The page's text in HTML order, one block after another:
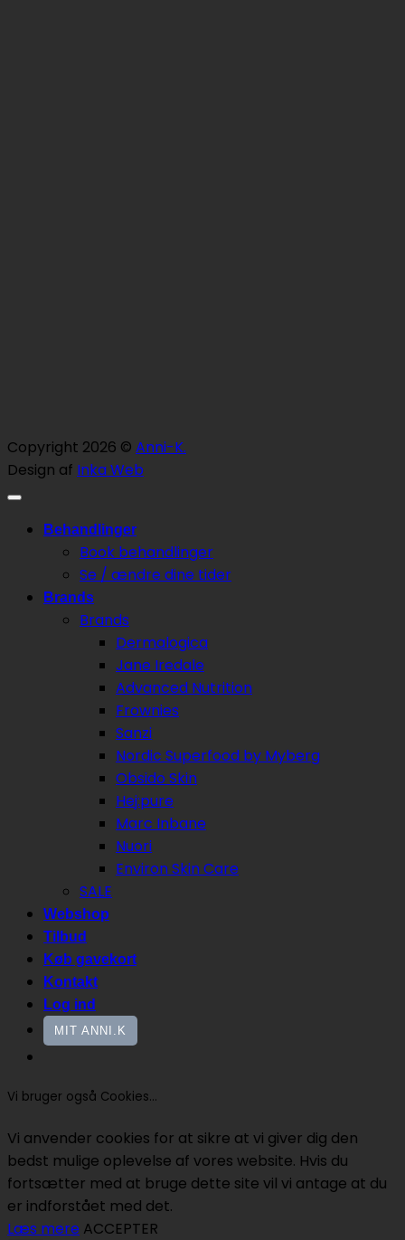
Copyright 2026 © Anni-K.
Design af Inka Web
Behandlinger
Book behandlinger
Se / ændre dine tider
Brands
Brands
Dermalogica
Jane Iredale
Advanced Nutrition
Frownies
Sanzi
Nordic Superfood by Myberg
Obsido Skin
Hej:pure
Marc Inbane
Nuori
Environ Skin Care
SALE
Webshop
Tilbud
Køb gavekort
Kontakt
Log ind
MIT ANNI.K
Vi bruger også Cookies...
Vi anvender cookies for at sikre at vi giver dig den
bedst mulige oplevelse af vores website. Hvis du
fortsætter med at bruge dette site vil vi antage at du
er indforstået med det.
Læs mere ACCEPTER